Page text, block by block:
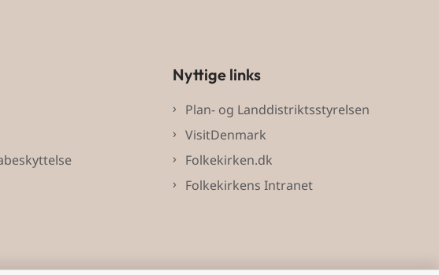
Nyttige links
Plan- og Landdistriktsstyrelsen
VisitDenmark
Folkekirken.dk
Folkekirkens Intranet